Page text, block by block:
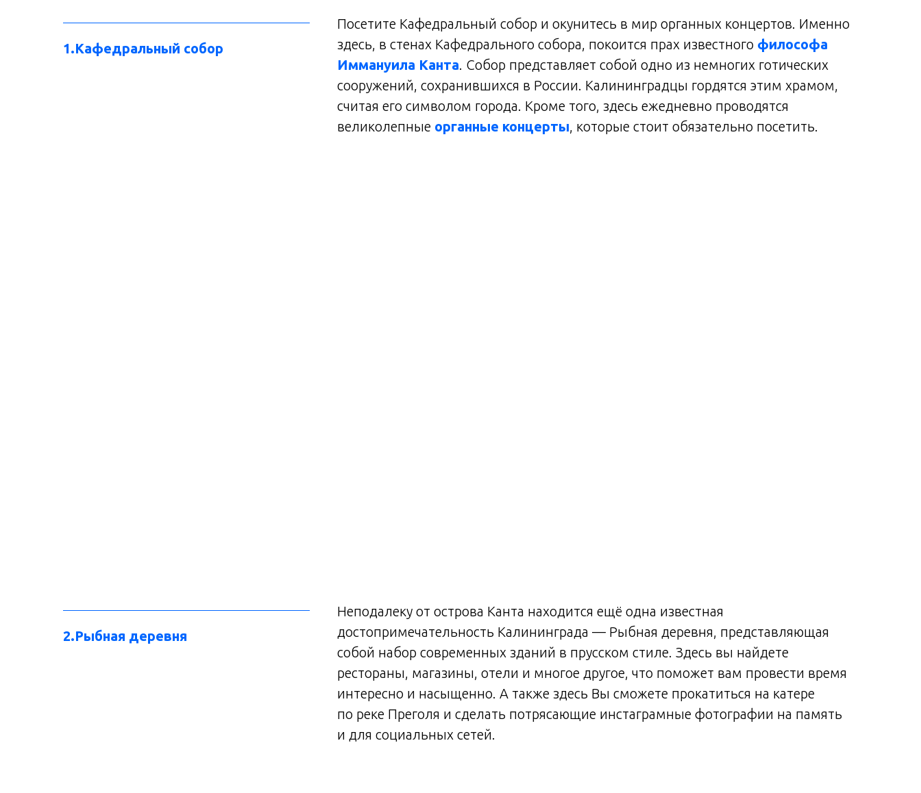
1.Кафедральный собор
Посетите Кафедральный собор и окунитесь в мир органных концертов. Именно
здесь, в стенах Кафедрального собора, покоится прах известного философа
Иммануила Канта. Собор представляет собой одно из немногих готических
сооружений, сохранившихся в России. Калининградцы гордятся этим храмом,
считая его символом города. Кроме того, здесь ежедневно проводятся
великолепные органные концерты, которые стоит обязательно посетить.
2.Рыбная деревня
Неподалеку от острова Канта находится ещё одна известная
достопримечательность Калининграда — Рыбная деревня, представляющая
собой набор современных зданий в прусском стиле. Здесь вы найдете
рестораны, магазины, отели и многое другое, что поможет вам провести время
интересно и насыщенно. А также здесь Вы сможете прокатиться на катере
по реке Преголя и сделать потрясающие инстаграмные фотографии на память
и для социальных сетей.